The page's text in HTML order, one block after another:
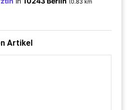
(0.83 km
Artikel